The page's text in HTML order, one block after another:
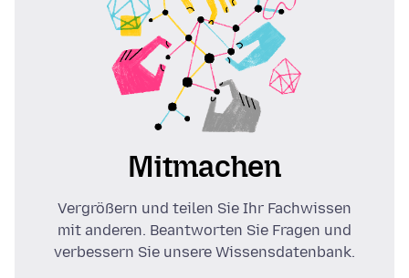
Mitmachen
Vergrößern und teilen Sie Ihr Fachwissen
mit anderen. Beantworten Sie Fragen und
verbessern Sie unsere Wissensdatenbank.